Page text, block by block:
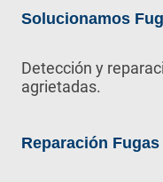
Solucionamos
Detección y
agrietadas.
Reparación